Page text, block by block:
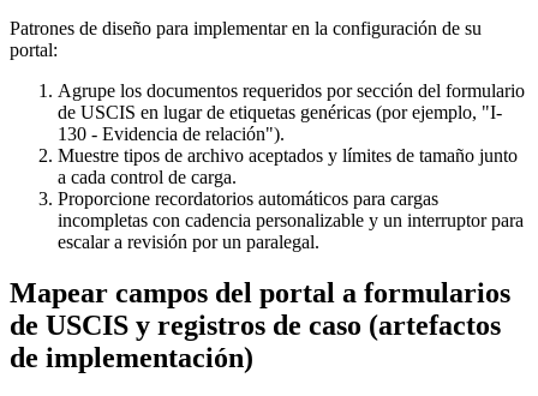
Patrones de diseño para implementar en la configuración de su
portal:
Agrupe los documentos requeridos por sección del formulario
de USCIS en lugar de etiquetas genéricas (por ejemplo, "I-
130 - Evidencia de relación").
Muestre tipos de archivo aceptados y límites de tamaño junto
a cada control de carga.
Proporcione recordatorios automáticos para cargas
incompletas con cadencia personalizable y un interruptor para
escalar a revisión por un paralegal.
Mapear campos del portal a formularios
de USCIS y registros de caso (artefactos
de implementación)